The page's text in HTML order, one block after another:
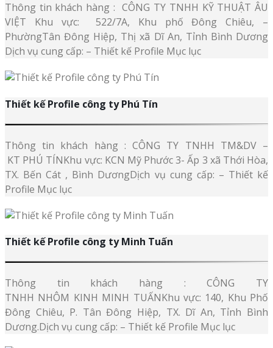
Thông tin khách hàng : CÔNG TY TNHH KỸ THUẬT ÂU
VIỆT Khu vực: 522/7A, Khu phố Đông Chiêu, –
PhườngTân Đông Hiệp, Thị xã Dĩ An, Tỉnh Bình Dương
Dịch vụ cung cấp: – Thiết kế Profile Mục lục
Thiết kế Profile công ty Phú Tín
Thông tin khách hàng : CÔNG TY TNHH TM&DV –
KT PHÚ TÍNKhu vực: KCN Mỹ Phước 3- Ấp 3 xã Thới Hòa,
TX. Bến Cát , Bình DươngDịch vụ cung cấp: – Thiết kế
Profile Mục lục
Thiết kế Profile công ty Minh Tuấn
Thông tin khách hàng : CÔNG TY
TNHH NHÔM KINH MINH TUẤNKhu vực: 140, Khu Phố
Đông Chiêu, P. Tân Đông Hiệp, TX. Dĩ An, Tỉnh Bình
Dương.Dịch vụ cung cấp: – Thiết kế Profile Mục lục